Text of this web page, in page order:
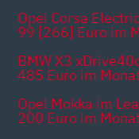
Opel Corsa
99 [266] Euro im
BMW X3
485 Euro im
Opel Mokka im
200 Euro im